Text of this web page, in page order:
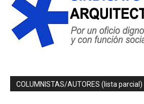
COLUMNISTAS/AUTORES (lista parcial)